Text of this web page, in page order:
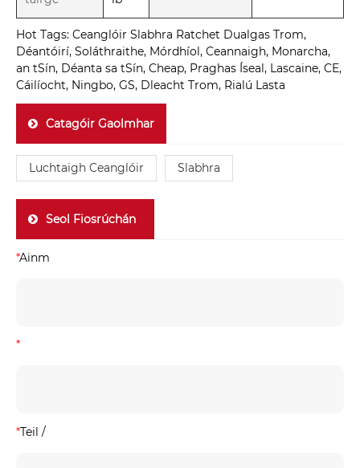
Hot Tags: Ceanglóir Slabhra Ratchet Dualgas Trom,
Déantóirí, Soláthraithe, Mórdhíol, Ceannaigh, Monarcha,
an tSín, Déanta sa tSín, Cheap, Praghas Íseal, Lascaine, CE,
Cáilíocht, Ningbo, GS, Dleacht Trom, Rialú Lasta
Catagóir Gaolmhar
Luchtaigh Ceanglóir Slabhra
Seol Fiosrúchán
*Ainm
*
*Teil /